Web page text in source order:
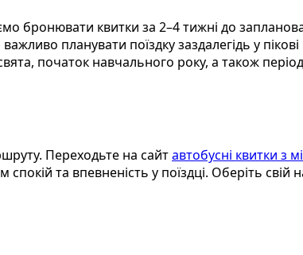
бронювати квитки за 2–4 тижні до
планувати поїздку заздалегідь у
свята, початок навчального року, а також
Переходьте на сайтавтобусні квитки з
та впевненість у поїздці. Оберіть свій